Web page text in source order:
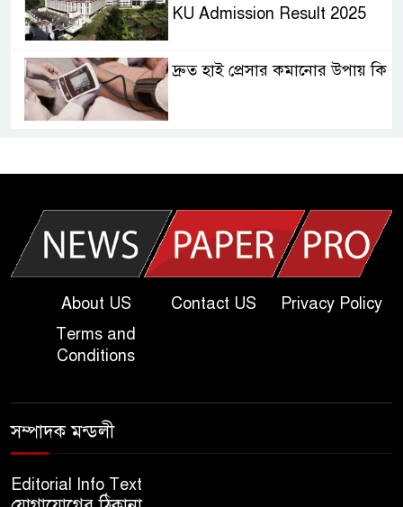
KU Admission Result 2025
দ্রুত হাই প্রেসার কমানোর উপায় কি
| Today Dakhil Exam
খুবি সি ইউনিট ভর্তি পরীক্ষার প্রশ্ন
২০২৫ | KU C Unit Admission
Question
About US Contact US
Privacy Policy
Terms and
Conditions
সম্পাদক মন্ডলী
Editorial Info Text